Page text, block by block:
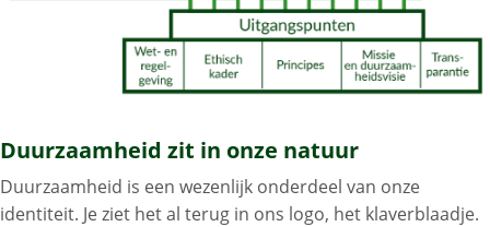
Duurzaamheid zit in onze natuur
Duurzaamheid is een wezenlijk onderdeel van onze
identiteit. Je ziet het al terug in ons logo, het klaverblaadje.